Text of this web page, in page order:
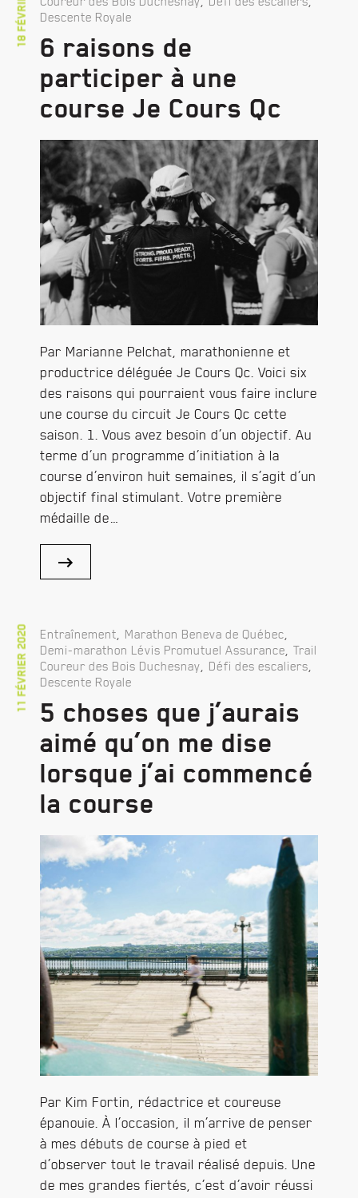
Descente Royale
6 raisons de
participer à une
course Je Cours Qc
Par Marianne Pelchat, marathonienne et
productrice déléguée Je Cours Qc. Voici six
des raisons qui pourraient vous faire inclure
une course du circuit Je Cours Qc cette
saison. 1. Vous avez besoin d’un objectif. Au
terme d’un programme d’initiation à la
course d’environ huit semaines, il s’agit d’un
objectif final stimulant. Votre première
médaille de…
11 février 2020 Entraînement Marathon Beneva de Québec
Demi-marathon Lévis Promutuel Assurance
Trail
Coureur des Bois Duchesnay
Défi des escaliers
Descente Royale
5 choses que j’aurais
aimé qu’on me dise
lorsque j’ai commencé
la course
Par Kim Fortin, rédactrice et coureuse
épanouie. À l’occasion, il m’arrive de penser
à mes débuts de course à pied et
d’observer tout le travail réalisé depuis. Une
de mes grandes fiertés, c’est d’avoir réussi